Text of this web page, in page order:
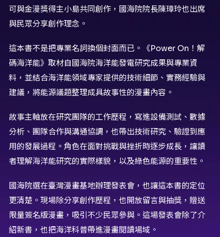
可與金漫獎得主小島共同創作，國海院院長陳璋玲也出席
與民眾分享創作理念。
這本書不是把專業名詞換個封面而已。《Power On！解
碼海洋能》取材自國海院海洋能發電研究成果與專業資
料，並結合海洋能領域專家提供的技術細節、實務經驗與
建議，將能源議題整理成具故事性的漫畫內容。
故事主軸放在研究團隊的工作歷程，寫進設備測試、數據
分析、團隊合作與溝通協調，也帶出技術研究、驗證到應
用的發展過程。角色在面對挑戰與挫折時逐步成長，讓讀
者理解海洋能研究的實際樣貌，以及綠色能源的重要性。
國海院選在臺灣漫畫基地辦理發表會，也讓這本書的定位
更清楚。現場除分享創作歷程，也開放留言與抽獎，贈送
限量簽名版漫畫，吸引不少民眾參與。這場發表會除了介
紹新書，也把海洋科普帶進漫畫閱讀場域。